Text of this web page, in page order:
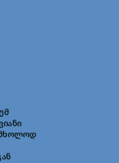
მხოლოდ